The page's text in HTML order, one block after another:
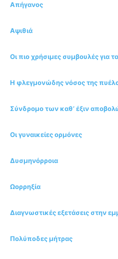
Απήγανος
Αψιθιά
Οι πιο χρήσιμες συμβουλές για
Η φλεγμονώδης νόσος της
Σύνδρομο των καθ’ έξιν
Οι γυναικείες ορμόνες
Δυσμηνόρροια
Ωορρηξία
Διαγνωστικές εξετάσεις στην
Πολύποδες μήτρας